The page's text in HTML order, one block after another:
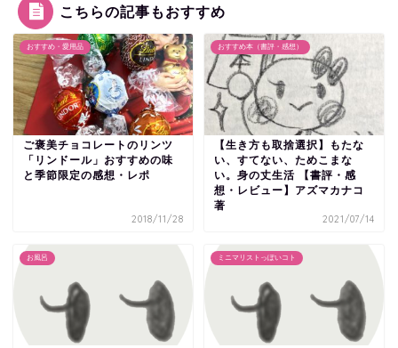
こちらの記事もおすすめ
おすすめ・愛用品
ご褒美チョコレートのリンツ
「リンドール」おすすめの味
と季節限定の感想・レポ
2018/11/28
おすすめ本（書評・感想）
【生き方も取捨選択】もたな
い、すてない、ためこまな
い。身の丈生活 【書評・感
想・レビュー】アズマカナコ
著
2021/07/14
お風呂 ミニマリストっぽいコト